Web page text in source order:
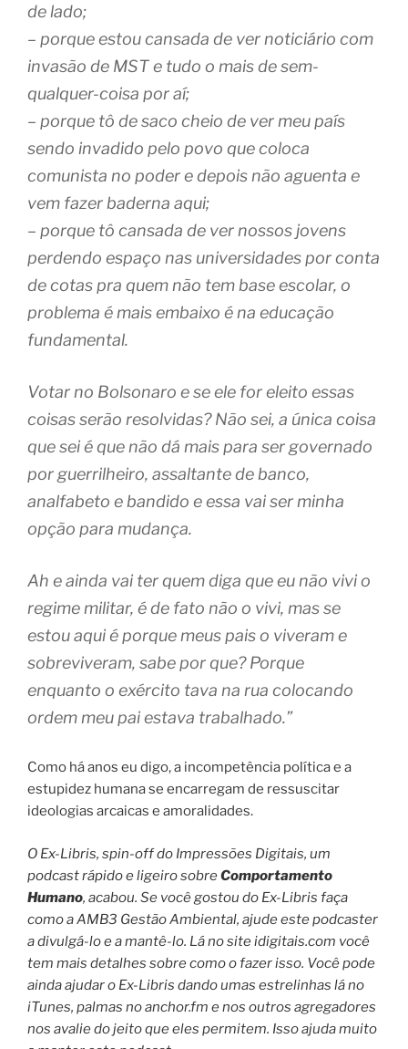
de lado;
– porque estou cansada de ver noticiário com
invasão de MST e tudo o mais de sem-
qualquer-coisa por aí;
– porque tô de saco cheio de ver meu país
sendo invadido pelo povo que coloca
comunista no poder e depois não aguenta e
vem fazer baderna aqui;
– porque tô cansada de ver nossos jovens
perdendo espaço nas universidades por conta
de cotas pra quem não tem base escolar, o
problema é mais embaixo é na educação
fundamental.
Votar no Bolsonaro e se ele for eleito essas
coisas serão resolvidas? Não sei, a única coisa
que sei é que não dá mais para ser governado
por guerrilheiro, assaltante de banco,
analfabeto e bandido e essa vai ser minha
opção para mudança.
Ah e ainda vai ter quem diga que eu não vivi o
regime militar, é de fato não o vivi, mas se
estou aqui é porque meus pais o viveram e
sobreviveram, sabe por que? Porque
enquanto o exército tava na rua colocando
ordem meu pai estava trabalhado.”
Como há anos eu digo, a incompetência política e a
estupidez humana se encarregam de ressuscitar
ideologias arcaicas e amoralidades.
O Ex-Libris, spin-off do Impressões Digitais, um
podcast rápido e ligeiro sobreComportamento
Humano, acabou. Se você gostou do Ex-Libris faça
como a AMB3 Gestão Ambiental, ajude este podcaster
a divulgá-lo e a mantê-lo. Lá no site idigitais.com você
tem mais detalhes sobre como o fazer isso. Você pode
ainda ajudar o Ex-Libris dando umas estrelinhas lá no
iTunes, palmas no anchor.fm e nos outros agregadores
nos avalie do jeito que eles permitem. Isso ajuda muito